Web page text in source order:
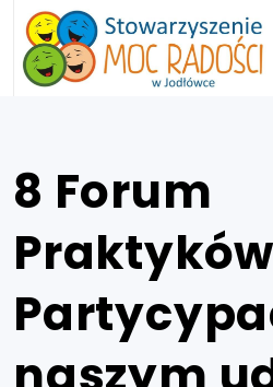
8 Forum
Praktyków